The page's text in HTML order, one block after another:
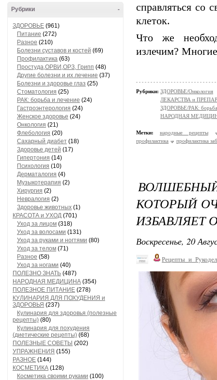
-
Рубрики
ЗДОРОВЬЕ (961)
Питание (272)
Разное (210)
Болезни суставов и костей (69)
Профилактика (63)
Простуда,ОРВИ,ОРЗ, Грипп (48)
Другие болезни и их лечение (37)
Болезни и здоровье глаз (25)
Стоматология (25)
РАК: борьба и лечение (24)
Гастроэнтерология (24)
Женское здоровье (24)
Онкология (21)
Флебология (20)
Сахарный диабет (18)
Здоровье детей (17)
Гипертония (14)
Психология (10)
Дерматалогия (4)
Музыкотерапия (2)
Хирургия (2)
Невралогия (2)
Здоровье животных (1)
КРАСОТА и УХОД (701)
Уход за лицом (318)
Уход за волосами (131)
Уход за руками и ногтями (80)
Уход за телом (71)
Разное (58)
Уход за ногами (40)
ПОЛЕЗНО ЗНАТЬ (487)
НАРОДНАЯ МЕДИЦИНА (354)
ПОЛЕЗНОЕ ПИТАНИЕ (278)
КУЛИНАРИЯ ДЛЯ ПОХУДЕНИЯ и
ЗДОРОВЬЯ (237)
Кулинария для здоровья (полезные
рецепты) (80)
Кулинария для похудения
(диетические рецепты) (68)
ПОЛЕЗНЫЕ СОВЕТЫ (202)
УПРАЖНЕНИЯ (155)
РАЗНОЕ (144)
КОСМЕТИКА (128)
Косметика своими руками (100)
справляться со
клеток.
Что же
излечим?
Рубрики: ЗДОРОВЬЕ/Онкология
ЛЕКАРСТВА и
ЗДОРОВЬЕ/РАК: борьба
НАРОДНАЯ
Метки:
народные рецепты
профилактика
профилактика
КОТОРЫЙ
ИЗБАВЛЯЕТ
Воскресенье, 20